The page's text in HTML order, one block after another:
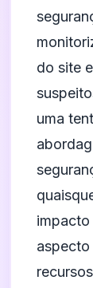
do site
uma